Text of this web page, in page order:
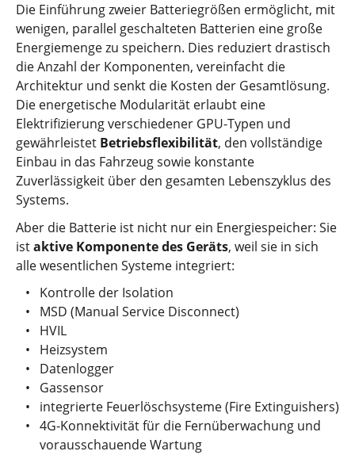
Die Einführung zweier Batteriegrößen ermöglicht, mit
wenigen, parallel geschalteten Batterien eine große
Energiemenge zu speichern. Dies reduziert drastisch
die Anzahl der Komponenten, vereinfacht die
Architektur und senkt die Kosten der Gesamtlösung.
Die energetische Modularität erlaubt eine
Elektrifizierung verschiedener GPU-Typen und
gewährleistet Betriebsflexibilität, den vollständige
Einbau in das Fahrzeug sowie konstante
Zuverlässigkeit über den gesamten Lebenszyklus des
Systems.
Aber die Batterie ist nicht nur ein Energiespeicher: Sie
istaktive Komponente des Geräts, weil sie in sich
alle wesentlichen Systeme integriert:
Kontrolle der Isolation
MSD (Manual Service Disconnect)
HVIL
Heizsystem
Datenlogger
Gassensor
integrierte Feuerlöschsysteme (Fire Extinguishers)
4G-Konnektivität für die Fernüberwachung und
vorausschauende Wartung